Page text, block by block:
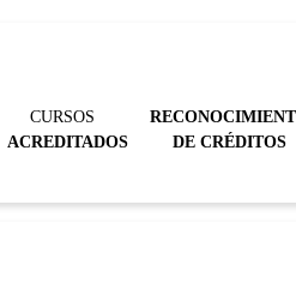
CURSOS
ACREDITADOS
DE CRÉDITOS